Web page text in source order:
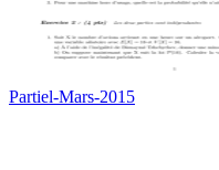
Partiel-Mars-2015